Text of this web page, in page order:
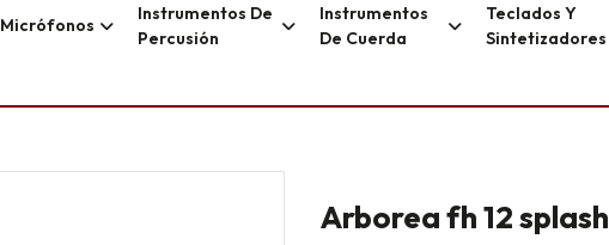
Micrófonos
Instrumentos De
Percusión
Instrumentos
De Cuerda
Teclados Y
Sintetizadores
Arborea fh 12 splash